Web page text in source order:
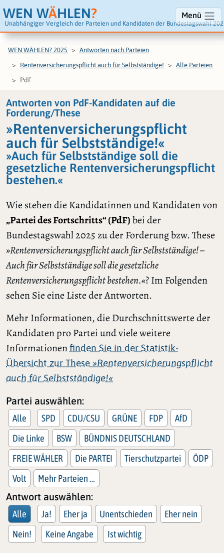
WEN WÄHLEN?
Unabhängiger Vergleich der Parteien und Kandidaten der Bundestagswahl
Menü
WEN WÄHLEN? 2025 Antworten nach Parteien
Rentenversicherungspflicht auch für Selbstständige! Alle Parteien
PdF
Antworten von PdF-Kandidaten auf die
Forderung/These
»Rentenversicherungspflicht
auch für Selbstständige!«
»Auch für Selbstständige soll die
gesetzliche Rentenversicherungspflicht
bestehen.«
Wie stehen die Kandidatinnen und Kandidaten von
„Partei des Fortschritts“ (PdF)bei der
Bundestagswahl 2025 zu der Forderung bzw. These
»Rentenversicherungspflicht auch für Selbstständige! –
Auch für Selbstständige soll die gesetzliche
Rentenversicherungspflicht bestehen.«? Im Folgenden
sehen Sie eine Liste der Antworten.
Mehr Informationen, die Durchschnittswerte der
Kandidaten pro Partei und viele weitere
Informationenfinden Sie in der Statistik-
Übersicht zur These »Rentenversicherungspflicht
auch für Selbstständige!«
Partei auswählen:
Alle SPD CDU/CSU GRÜNE FDP
AfD
Die Linke
BSW
BÜNDNIS DEUTSCHLAND
FREIE WÄHLER
Die PARTEI Tierschutzpartei
ÖDP
Volt
Mehr Parteien …
Antwort auswählen:
Alle Ja! Eher ja Unentschieden
Eher nein
Nein!
Keine Angabe Ist wichtig